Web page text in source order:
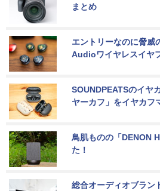
まとめ
エントリーなのに脅
Audioワイヤレスイヤ
SOUNDPEATSのイヤ
ヤーカフ」をイヤカフ
鳥肌ものの「DENON
た！
総合オーディオブラン